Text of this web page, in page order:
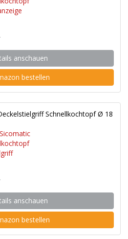
anschauen
bestellen
Schnellkochtopf Ø 18
anschauen
bestellen